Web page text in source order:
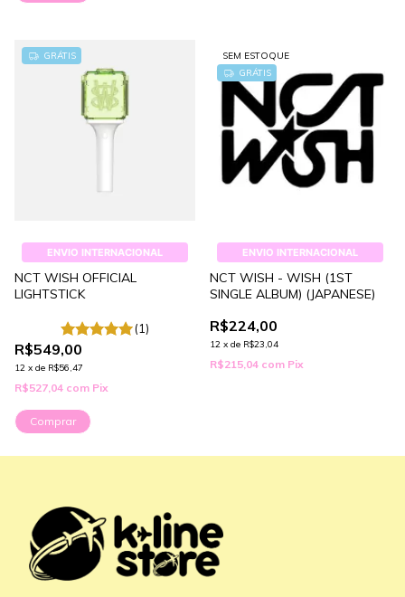
GRÁTIS
ENVIO INTERNACIONAL
NCT WISH OFFICIAL
LIGHTSTICK
(1)
R$549,00
12 x de R$56,47
R$527,04 com Pix
SEM ESTOQUE
GRÁTIS
ENVIO INTERNACIONAL
NCT WISH - WISH (1ST
SINGLE ALBUM) (JAPANESE)
R$224,00
12 x de R$23,04
R$215,04 com Pix